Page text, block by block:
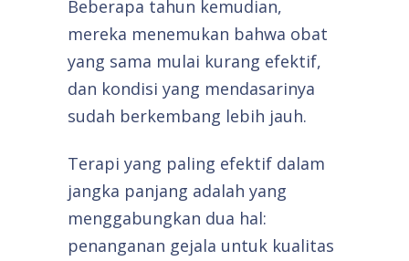
Beberapa tahun kemudian,
mereka menemukan bahwa obat
yang sama mulai kurang efektif,
dan kondisi yang mendasarinya
sudah berkembang lebih jauh.
Terapi yang paling efektif dalam
jangka panjang adalah yang
menggabungkan dua hal:
penanganan gejala untuk kualitas